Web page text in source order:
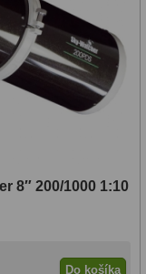
8″ 200/1000 1:10
Do košíka